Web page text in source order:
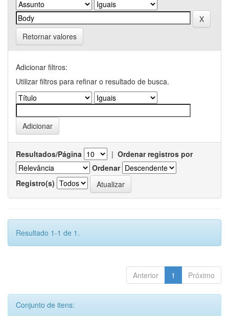
Retornar valores
Adicionar filtros:
Utilizar filtros para refinar o resultado de busca.
Resultados/Página | Ordenar registros por
Ordenar
Registro(s)
Resultado 1-1 de 1.
Anterior 1 Próximo
Conjunto de itens: